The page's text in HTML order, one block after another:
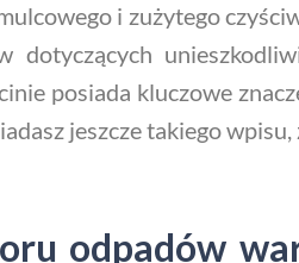
i zużytego
dotyczących
posiada kluczowe
jeszcze takiego wpisu,
odpadów